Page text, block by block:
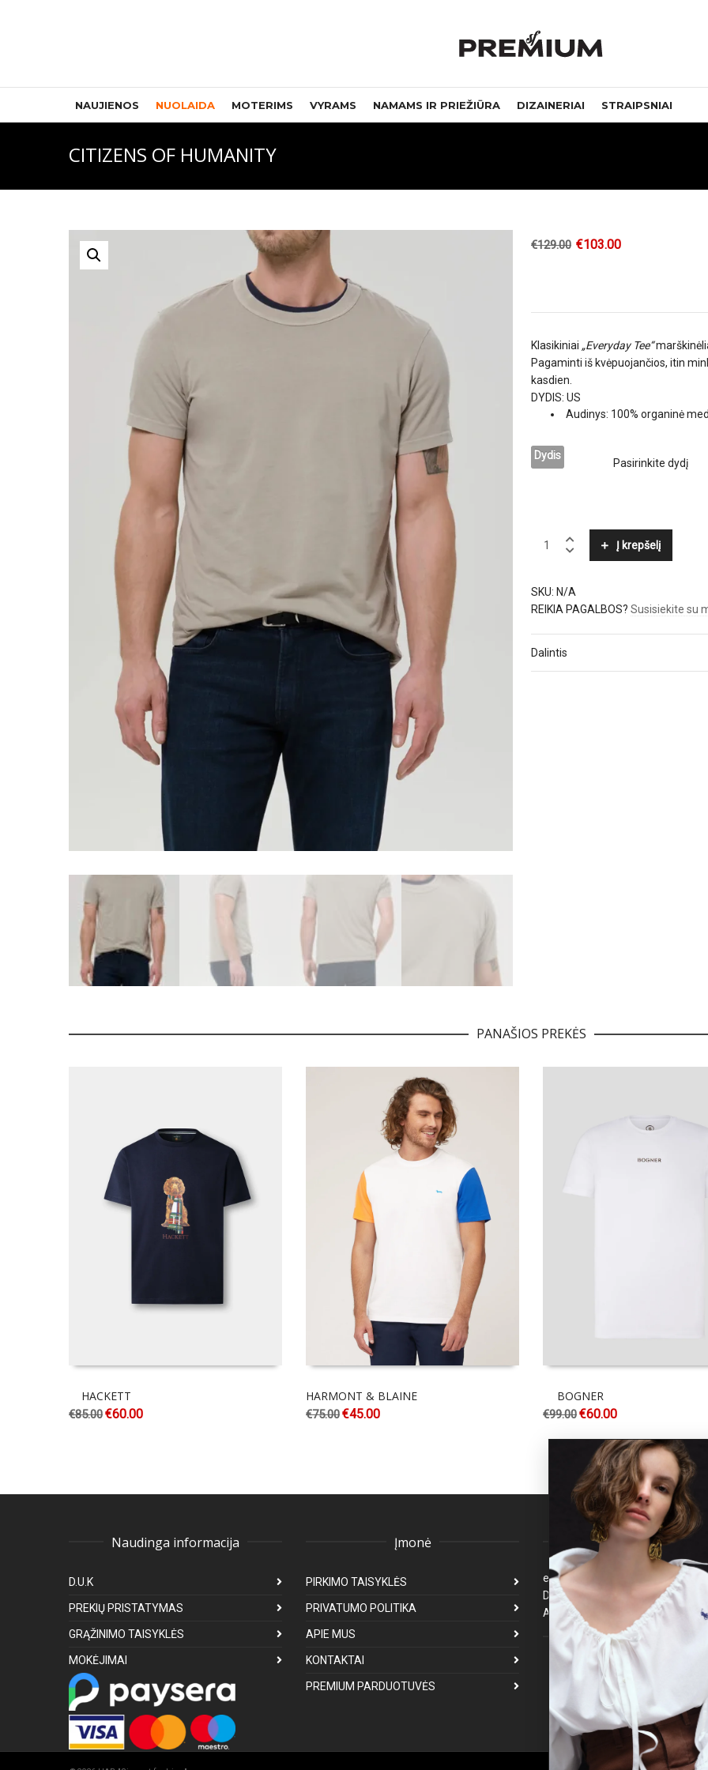
NAUJIENOS NUOLAIDA MOTERIMS VYRAMS NAMAMS IR PRIEŽIŪRA DIZAINERIAI STRAIPSNIAI
CITIZENS OF HUMANITY
€129.00 €103.00
Klasikiniai „Everyday Tee“
Pagaminti iš kvėpuojančios, itin
kasdien.
DYDIS: US
Audinys: 100% organinė
Dydis
CITIZENS
Į krepšelį
SKU: N/A
REIKIA PAGALBOS? Susisiekite su
Dalintis
PANAŠIOS PREKĖS
HACKETT
€85.00€60.00
HARMONT & BLAINE
€75.00€45.00
BOGNER
€99.00€60.00
Naudinga informacija
D.U.K
PREKIŲ PRISTATYMAS
GRĄŽINIMO TAISYKLĖS
MOKĖJIMAI
Įmonė
PIRKIMO TAISYKLĖS
PRIVATUMO POLITIKA
APIE MUS
KONTAKTAI
PREMIUM PARDUOTUVĖS
Klientų aptarnavimas
Darbo laikas: I-V 8:00-17:00
Atsakymas per 1-3 darbo dienas
Mus galite rasti